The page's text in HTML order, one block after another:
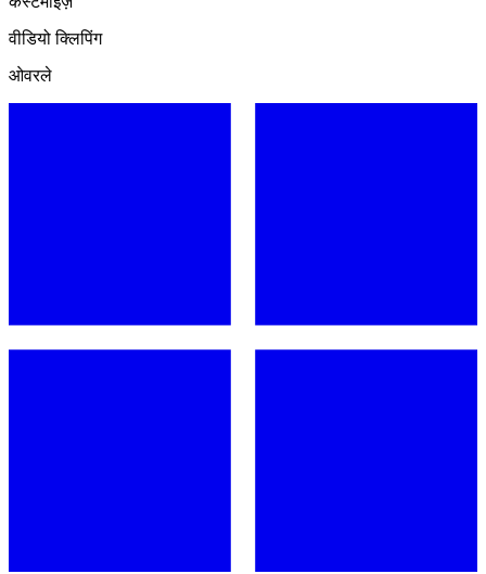
वीडियो क्लिपिंग
ओवरले